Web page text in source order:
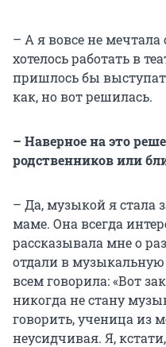
– А я вовсе не
хотелось работать в
пришлось бы
как, но вот решилась.
– Наверное на это
родственников или
– Да, музыкой я стала
маме. Она всегда
рассказывала мне о
отдали в
всем говорила: «Вот
никогда не стану
говорить, ученица из
неусидчивая. Я,